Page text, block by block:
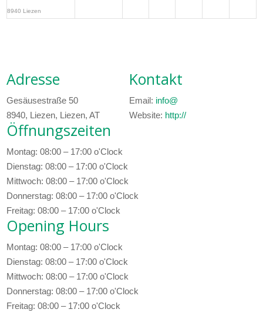
8940 Liezen
Adresse
Gesäusestraße 50
8940, Liezen, Liezen, AT
Kontakt
Email: info@
Website: http://
Öffnungszeiten
Montag: 08:00 – 17:00 o'Clock
Dienstag: 08:00 – 17:00 o'Clock
Mittwoch: 08:00 – 17:00 o'Clock
Donnerstag: 08:00 – 17:00 o'Clock
Freitag: 08:00 – 17:00 o'Clock
Opening Hours
Montag: 08:00 – 17:00 o'Clock
Dienstag: 08:00 – 17:00 o'Clock
Mittwoch: 08:00 – 17:00 o'Clock
Donnerstag: 08:00 – 17:00 o'Clock
Freitag: 08:00 – 17:00 o'Clock